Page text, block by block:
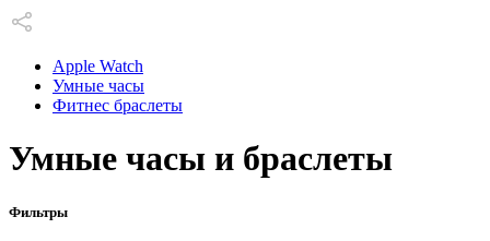
Apple Watch
Умные часы
Фитнес браслеты
Умные часы и браслеты
Фильтры